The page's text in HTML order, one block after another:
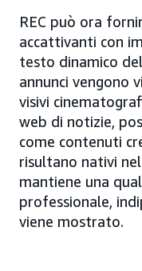
REC può ora
accattivanti con
testo dinamico
annunci vengono
visivi
web di notizie,
come contenuti
risultano nativi
mantiene una
professionale,
viene mostrato.